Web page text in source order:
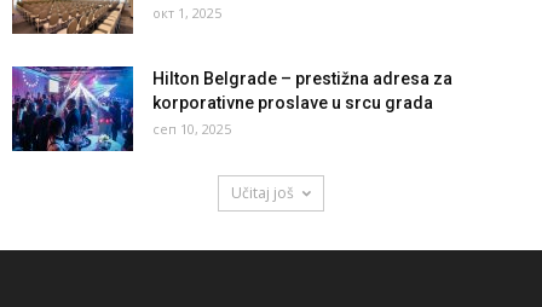
окт 1, 2025
Hilton Belgrade – prestižna adresa za
korporativne proslave u srcu grada
сеп 10, 2025
Učitaj još